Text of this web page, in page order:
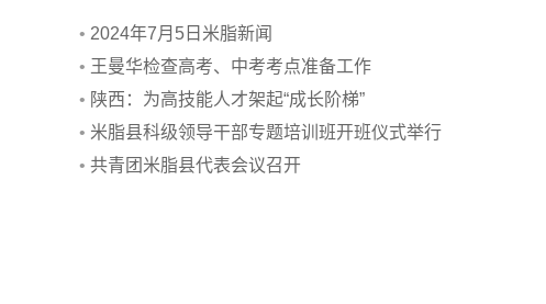
• 2024年7月5日米脂新闻
• 王曼华检查高考、中考考点准备工作
• 陕西：为高技能人才架起“成长阶梯”
• 米脂县科级领导干部专题培训班开班仪式举行
• 共青团米脂县代表会议召开